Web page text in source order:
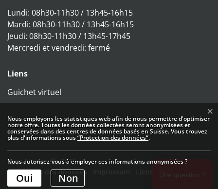
Lundi: 08h30-11h30 / 13h45-16h15
Mardi: 08h30-11h30 / 13h45-16h15
Jeudi: 08h30-11h30 / 13h45-17h45
Mercredi et vendredi: fermé
Liens
Direktzugriffe
Guichet virtuel
© La Neuveville 2026
Toolbar
Protection des données FAQ
Statistiques web
Nous employons les statistiques web afin de nous permettre d'optimiser
notre offre. Toutes les données collectées seront anonymisées et
conservées dans des centres de données basés en Suisse. Vous trouvez
plus d'informations sous“Protection des données“.
Nous autorisez-vous à employer ces informations anonymisées ?
Oui Non
×